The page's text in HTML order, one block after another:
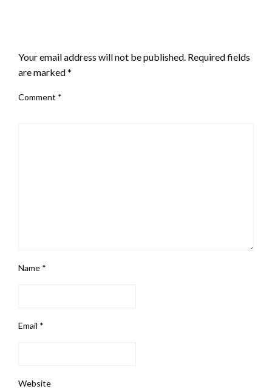
Your email address will not be published. Required fields
are marked*
Comment *
Name *
Email *
Website